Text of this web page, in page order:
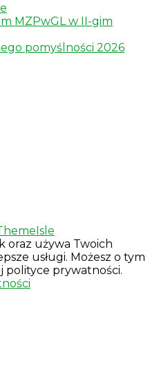
MZPwGL w II-gim
pomyślności 2026
oraz używa Twoich
usługi. Możesz o tym
polityce prywatności.